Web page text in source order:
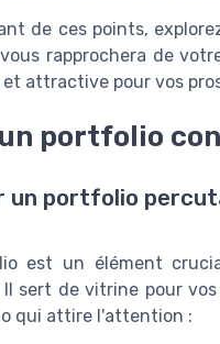
de ces points,
rapprochera de
attractive pour vos
portfolio
un portfolio
est un élément
sert de vitrine pour
qui attire l'attention :